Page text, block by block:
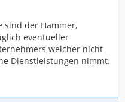
sind der Hammer,
eventueller
welcher nicht
Dienstleistungen nimmt.